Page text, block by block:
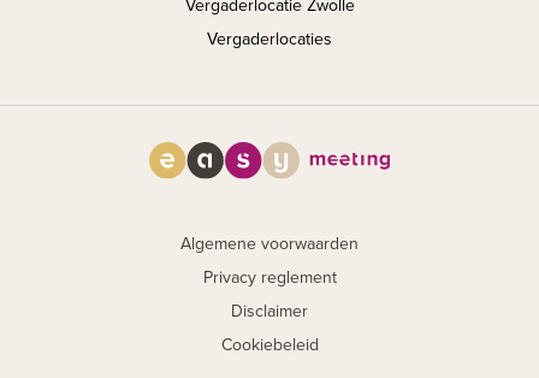
Vergaderlocatie Zwolle
Vergaderlocaties
Algemene voorwaarden
Privacy reglement
Disclaimer
Cookiebeleid